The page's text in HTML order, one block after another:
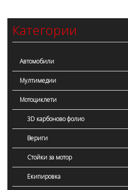
Категории
Автомобили
Мултимедии
Мотоциклети
3D карбоново фолио
Вериги
Стойки за мотор
Екипировка